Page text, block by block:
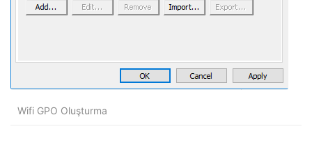
Wifi GPO Oluşturma